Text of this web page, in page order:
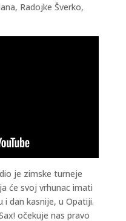
Radojke Šverko,
je zimske turneje
će svoj vrhunac imati
i dan kasnije, u Opatiji.
očekuje nas pravo